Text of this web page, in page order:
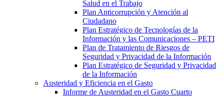
Salud en el Trabajo
Plan Anticorrupción y Atención al
Ciudadano
Plan Estratégico de Tecnologías de la
Información y las Comunicaciones – PETI
Plan de Tratamiento de Riesgos de
Seguridad y Privacidad de la Información
Plan Estratégico de Seguridad y Privacidad
de la Información
Austeridad y Eficiencia en el Gasto
Informe de Austeridad en el Gasto Cuarto